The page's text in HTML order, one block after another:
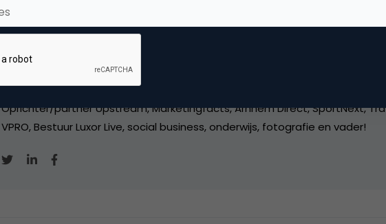
Partner bijUpstream
Oprichter/partner Upstream, Marketingfacts, Arnhem Direct, SportNext,
VPRO, Bestuur Luxor Live, social business, onderwijs, fotografie en vader!